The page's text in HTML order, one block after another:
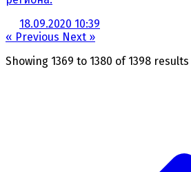
18.09.2020 10:39
« Previous Next »
Showing 1369 to 1380 of 1398 results